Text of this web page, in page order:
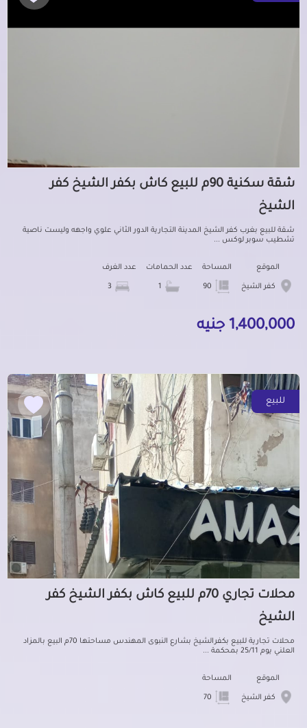
شقة سكنية 90م للبيع كاش بكفر الشيخ كفر
الشيخ
شقة للبيع بغرب كفر الشيخ المدينة التجارية الدور الثاني علوي واجهه وليست ناصية
تشطيب سوبر لوكس ...
الموقع
كفر الشيخ
المساحة عدد الحمامات عدد الغرف
1,400,000 جنيه
للبيع
محلات تجاري 70م للبيع كاش بكفر الشيخ كفر
الشيخ
محلات تجارية للبيع بكفرالشيخ بشارع النبوى المهندس مساحتها 70م البيع بالمزاد
العلني يوم 25/11 بمحكمة ...
الموقع
كفر الشيخ
المساحة